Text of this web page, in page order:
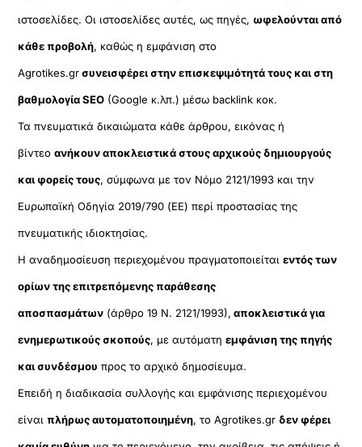
ιστοσελίδες. Οι ιστοσελίδες αυτές, ως πηγές, ωφελούνται από
κάθε προβολή, καθώς η εμφάνιση στο
Agrotikes.grσυνεισφέρει στην επισκεψιμότητά τους και στη
βαθμολογία SEO (Google κ.λπ.) μέσω backlink κοκ.
Τα πνευματικά δικαιώματα κάθε άρθρου, εικόνας ή
βίντεοανήκουν αποκλειστικά στους αρχικούς δημιουργούς
και φορείς τους, σύμφωνα με τον Νόμο 2121/1993 και την
Ευρωπαϊκή Οδηγία 2019/790 (ΕΕ) περί προστασίας της
πνευματικής ιδιοκτησίας.
Η αναδημοσίευση περιεχομένου πραγματοποιείταιεντός των
ορίων της επιτρεπόμενης παράθεσης
αποσπασμάτων (άρθρο 19 Ν. 2121/1993), αποκλειστικά για
ενημερωτικούς σκοπούς, με αυτόματηεμφάνιση της πηγής
και συνδέσμου προς το αρχικό δημοσίευμα.
Επειδή η διαδικασία συλλογής και εμφάνισης περιεχομένου
είναιπλήρως αυτοματοποιημένη, το Agrotikes.gr δεν φέρει